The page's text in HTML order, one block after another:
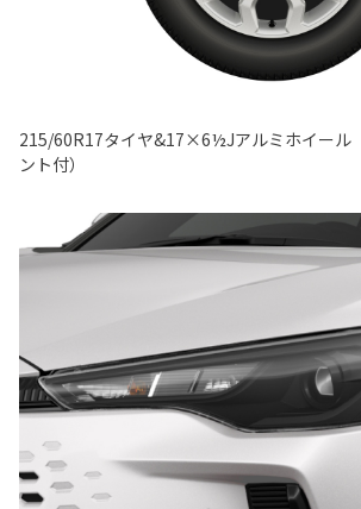
215/60R17タイヤ&17×6½Jアルミホイール
ント付）